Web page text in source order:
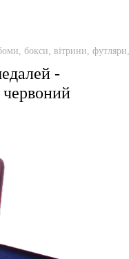
бокси, вітрини,
-